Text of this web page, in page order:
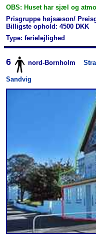
OBS: Huset har sjæl og
Prisgruppe højsæson/
Billigste ophold: 4500 DKK
Type: ferielejlighed
6 nord-Bornholm
Sandvig